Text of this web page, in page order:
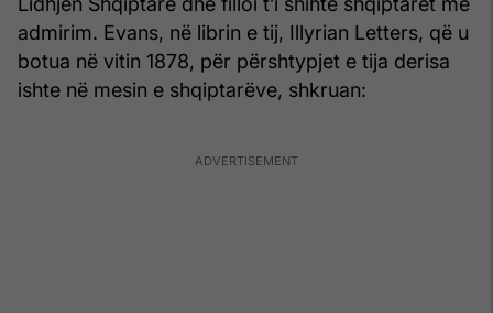
admirim. Evans, në librin e tij, Illyrian Letters, që u
botua në vitin 1878, për përshtypjet e tija derisa
ishte në mesin e shqiptarëve, shkruan: